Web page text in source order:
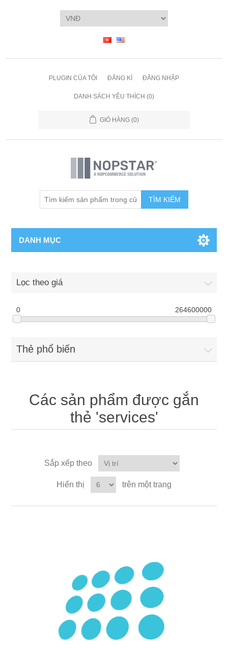
PLUGIN CỦA TÔI ĐĂNG KÍ ĐĂNG NHẬP
DANH SÁCH YÊU THÍCH (0)
GIỎ HÀNG (0)
TÌM KIẾM
DANH MỤC
Lọc theo giá
0 264600000
Thẻ phổ biến
Các sản phẩm được gắn
thẻ 'services'
Sắp xếp theo
Hiển thị trên một trang